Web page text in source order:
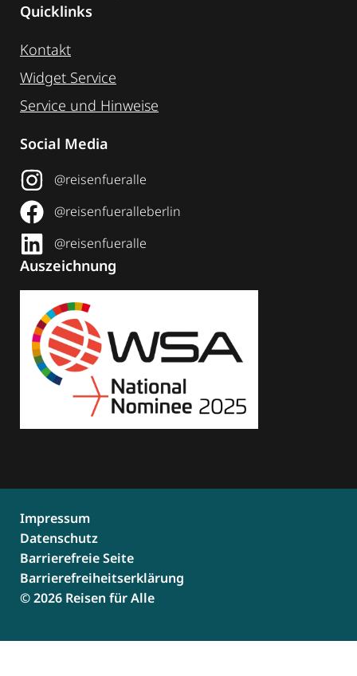
Quicklinks
Kontakt
Widget Service
Service und Hinweise
Social Media
@reisenfueralle
@reisenfueralleberlin
@reisenfueralle
Auszeichnung
© 2026 Reisen für Alle
Impressum
Datenschutz
Barrierefreie Seite
Barrierefreiheitserklärung